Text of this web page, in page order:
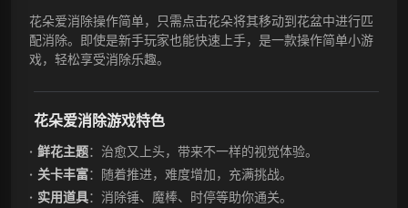
花朵爱消除操作简单，只需点击花朵将其移动到花盆中进行匹
配消除。即使是新手玩家也能快速上手，是一款操作简单小游
戏，轻松享受消除乐趣。
花朵爱消除游戏特色
鲜花主题：治愈又上头，带来不一样的视觉体验。
关卡丰富：随着推进，难度增加，充满挑战。
实用道具：消除锤、魔棒、时停等助你通关。